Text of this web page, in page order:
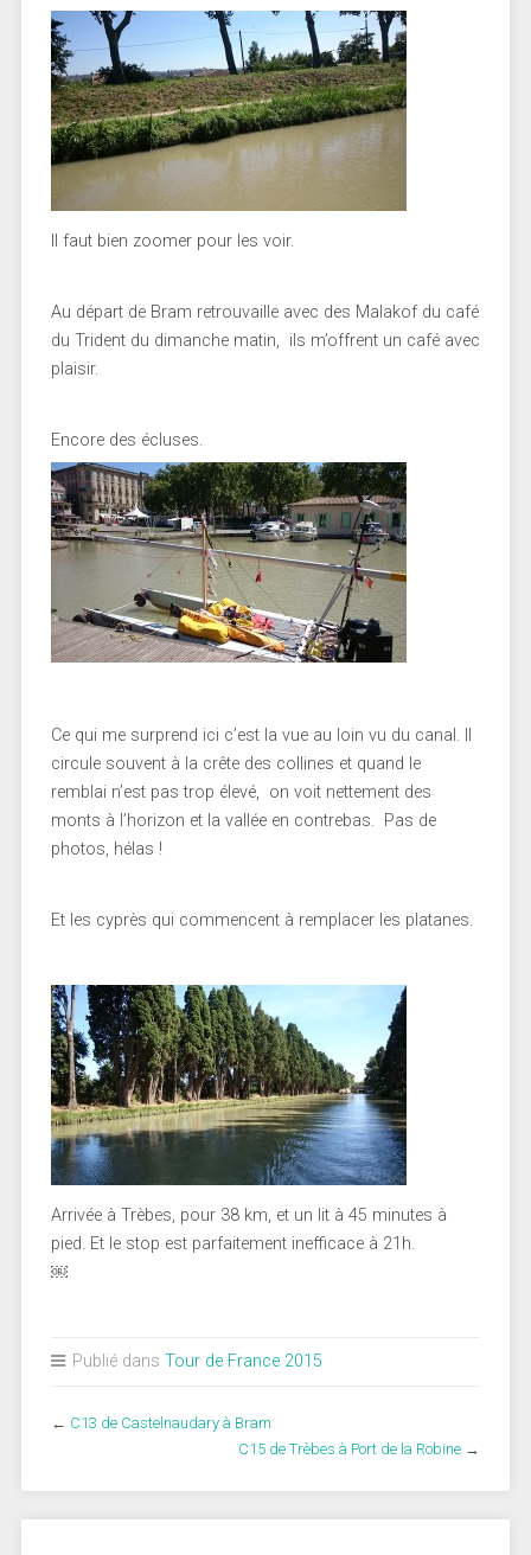
Il faut bien zoomer pour les voir.
Au départ de Bram retrouvaille avec des Malakof du café
du Trident du dimanche matin, ils m’offrent un café avec
plaisir.
Encore des écluses.
Ce qui me surprend ici c’est la vue au loin vu du canal. Il
circule souvent à la crête des collines et quand le
remblai n’est pas trop élevé, on voit nettement des
monts à l’horizon et la vallée en contrebas. Pas de
photos, hélas !
Et les cyprès qui commencent à remplacer les platanes.
Arrivée à Trèbes, pour 38 km, et un lit à 45 minutes à
pied. Et le stop est parfaitement inefficace à 21h.
￼
Publié dans Tour de France 2015
← C13 de Castelnaudary à Bram
C15 de Trèbes à Port de la Robine →